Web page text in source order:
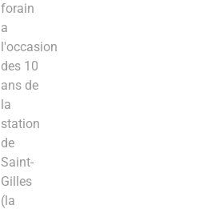
forain
a
l'occasion
des 10
ans de
la
station
de
Saint-
Gilles
(la